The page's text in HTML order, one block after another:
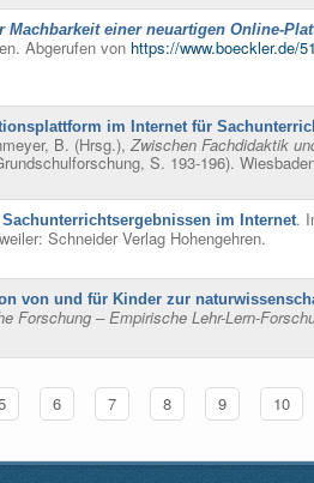
Machbarkeit einer neuartigen Online-
Abgerufen von https://www.boeckler.de/
im Internet für
B. (Hrsg.),Zwischen Fachdidaktik
S. 193-196).
im Internet.
Schneider Verlag Hohengehren.
von und für Kinder zur
Forschung – Empirische Lehr-Lern-
6 7 8 9 10